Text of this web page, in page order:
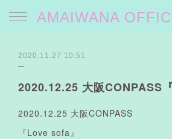
AMAIWANA
2020.11.27 10:51
2020.12.25 大阪CONPASS
2020.12.25 大阪CONPASS
『Love sofa』